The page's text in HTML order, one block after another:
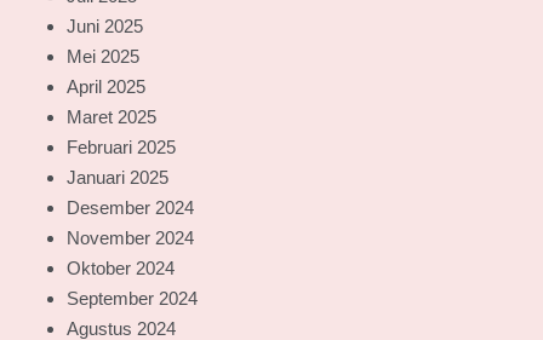
Juni 2025
Mei 2025
April 2025
Maret 2025
Februari 2025
Januari 2025
Desember 2024
November 2024
Oktober 2024
September 2024
Agustus 2024